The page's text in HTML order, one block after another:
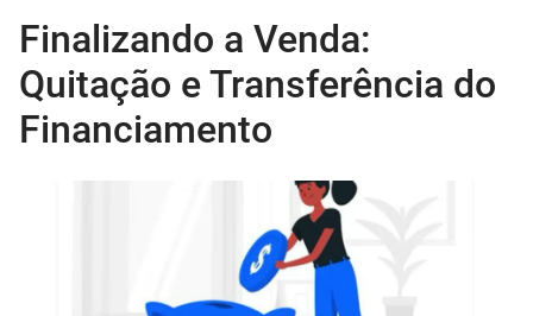
Finalizando a Venda:
Quitação e Transferência do
Financiamento